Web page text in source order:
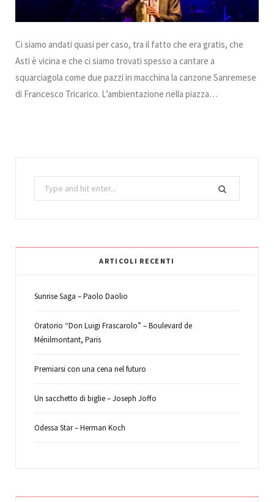
Ci siamo andati quasi per caso, tra il fatto che era gratis, che
Asti è vicina e che ci siamo trovati spesso a cantare a
squarciagola come due pazzi in macchina la canzone Sanremese
di Francesco Tricarico. L’ambientazione nella piazza…
Search
for:
ARTICOLI RECENTI
Sunrise Saga – Paolo Daolio
Oratorio “Don Luigi Frascarolo” – Boulevard de
Ménilmontant, Paris
Premiarsi con una cena nel futuro
Un sacchetto di biglie – Joseph Joffo
Odessa Star – Herman Koch